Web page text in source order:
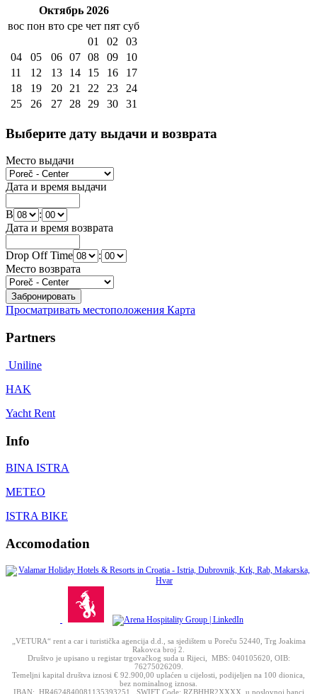
Октябрь 2026
вос пон вто сре чет пят суб
01
02
03
04
05 06 07 08 09
10
11
12 13 14 15 16
17
18
19 20 21 22 23
24
25
26 27 28 29 30 31
Выберите дату выдачи и возврата
Место выдачи
Дата и время выдачи
В
:
Дата и время возврата
Drop Off Time
:
Место возврата
Просматривать местоположения Карта
Partners
Uniline
HAK
Yacht Rent
Info
BINA ISTRA
METEO
ISTRA BIKE
Accomodation
„VETURA“ rent a car i turistička agencija d.d., sa sjedištem u Poreču 52440, Trg Joakima
Rakovca broj 2.
Društvo je upisano u registar trgovačkog suda u Rijeci, MBS: 040105620, OIB:
76275026209.
Temeljni kapital društva iznosi € 92.900,00 uplaćen u cijelosti, podijeljen na 100 dionica,
bez nominalnog iznosa.
IBAN: HR4624840081135393251, SWIFT Code: RZBHHR2XXXX, u poslovnoj banci